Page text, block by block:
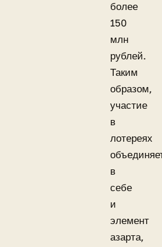
более
150
млн
рублей.
Таким
образом,
участие
в
лотереях
в
себе
и
элемент
азарта,